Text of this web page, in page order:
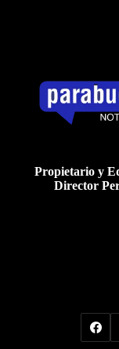
Propietario y
Director